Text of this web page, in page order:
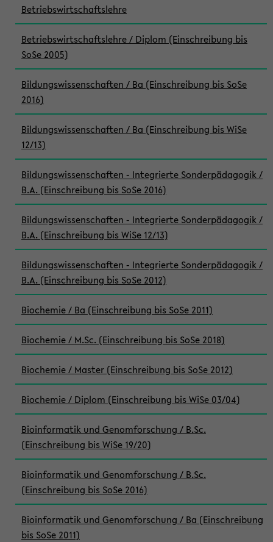
Betriebswirtschaftslehre
Betriebswirtschaftslehre / Diplom (Einschreibung bis
SoSe 2005)
Bildungswissenschaften / Ba (Einschreibung bis SoSe
2016)
Bildungswissenschaften / Ba (Einschreibung bis WiSe
12/13)
Bildungswissenschaften - Integrierte Sonderpädagogik /
B.A. (Einschreibung bis SoSe 2016)
Bildungswissenschaften - Integrierte Sonderpädagogik /
B.A. (Einschreibung bis WiSe 12/13)
Bildungswissenschaften - Integrierte Sonderpädagogik /
B.A. (Einschreibung bis SoSe 2012)
Biochemie / Ba (Einschreibung bis SoSe 2011)
Biochemie / M.Sc. (Einschreibung bis SoSe 2018)
Biochemie / Master (Einschreibung bis SoSe 2012)
Biochemie / Diplom (Einschreibung bis WiSe 03/04)
Bioinformatik und Genomforschung / B.Sc.
(Einschreibung bis WiSe 19/20)
Bioinformatik und Genomforschung / B.Sc.
(Einschreibung bis SoSe 2016)
Bioinformatik und Genomforschung / Ba (Einschreibung
bis SoSe 2011)